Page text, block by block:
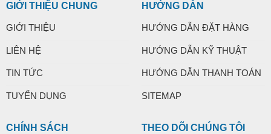
GIỚI THIỆU CHUNG
GIỚI THIỆU
LIÊN HỆ
TIN TỨC
TUYỂN DỤNG
HƯỚNG DẪN
HƯỚNG DẪN ĐẶT HÀNG
HƯỚNG DẪN KỸ THUẬT
HƯỚNG DẪN THANH TOÁN
SITEMAP
CHÍNH SÁCH THEO DÕI CHÚNG TÔI